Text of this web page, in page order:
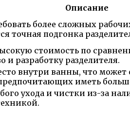
Описание
более сложных
точная подгонка
стоимость по
разработку разделителя.
внутри ванны, что
иметь
ухода и чистки из-за